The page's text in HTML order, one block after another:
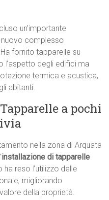
un’importante
nuovo complesso
fornito tapparelle su
l’aspetto degli edifici ma
termica e acustica,
abitanti.
a pochi
nella zona di Arquata
installazione di tapparelle
reso l’utilizzo delle
migliorando
della proprietà.